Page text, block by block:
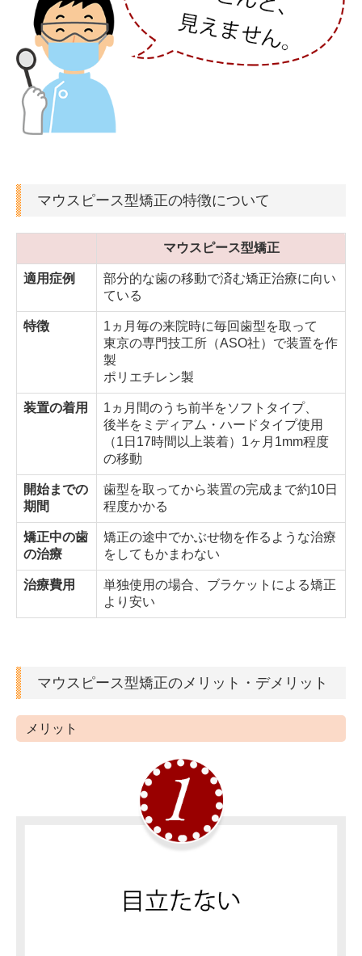
マウスピース型矯正の特徴について
マウスピース型矯正
適用症例
部分的な歯の移動で済む矯正治療に向い
ている
特徴
1ヵ月毎の来院時に毎回歯型を取って
東京の専門技工所（ASO社）で装置を作
製
ポリエチレン製
装置の着用
1ヵ月間のうち前半をソフトタイプ、
後半をミディアム・ハードタイプ使用
（1日17時間以上装着）1ヶ月1mm程度
の移動
開始までの
期間
歯型を取ってから装置の完成まで約10日
程度かかる
矯正中の歯
の治療
矯正の途中でかぶせ物を作るような治療
をしてもかまわない
治療費用
単独使用の場合、ブラケットによる矯正
より安い
マウスピース型矯正のメリット・デメリット
メリット